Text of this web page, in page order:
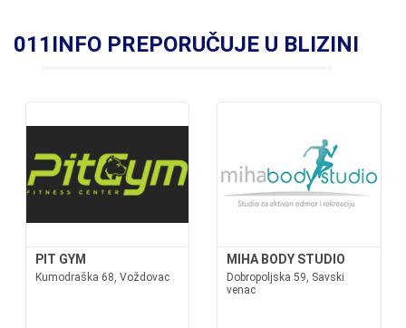
011INFO PREPORUČUJE U BLIZINI
PIT GYM
Kumodraška 68, Voždovac
MIHA BODY STUDIO
Dobropoljska 59, Savski
venac